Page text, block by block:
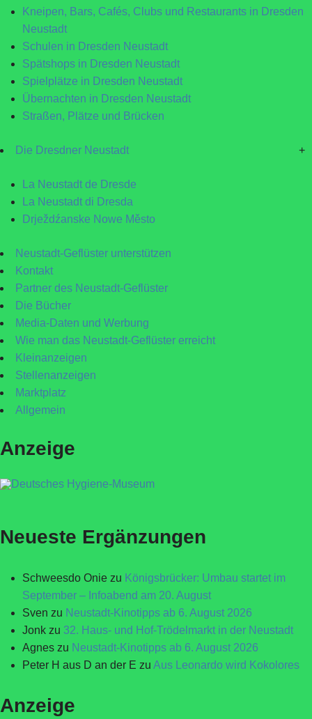
Kneipen, Bars, Cafés, Clubs und Restaurants in Dresden
Neustadt
Schulen in Dresden Neustadt
Spätshops in Dresden Neustadt
Spielplätze in Dresden Neustadt
Übernachten in Dresden Neustadt
Straßen, Plätze und Brücken
Die Dresdner Neustadt +
La Neustadt de Dresde
La Neustadt di Dresda
Drježdźanske Nowe Město
Neustadt-Geflüster unterstützen
Kontakt
Partner des Neustadt-Geflüster
Die Bücher
Media-Daten und Werbung
Wie man das Neustadt-Geflüster erreicht
Kleinanzeigen
Stellenanzeigen
Marktplatz
Allgemein
Anzeige
Neueste Ergänzungen
Schweesdo Onie zu Königsbrücker: Umbau startet im
September – Infoabend am 20. August
Sven zu Neustadt-Kinotipps ab 6. August 2026
Jonk zu 32. Haus- und Hof-Trödelmarkt in der Neustadt
Agnes zu Neustadt-Kinotipps ab 6. August 2026
Peter H aus D an der E zu Aus Leonardo wird Kokolores
Anzeige